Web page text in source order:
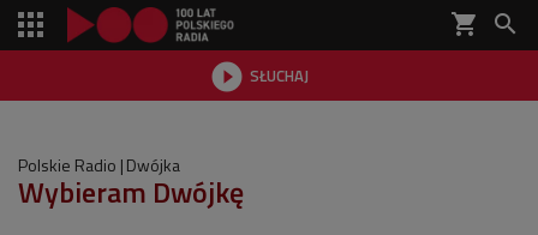
shopping_cart 
 SŁUCHAJ

Polskie Radio Dwójka
Wybieram Dwójkę